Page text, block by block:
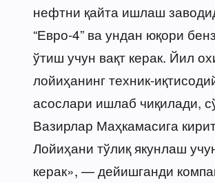
нефтни қайта ишлаш
“Евро-4” ва ундан юқори
ўтиш учун вақт керак. Йил
лойиҳанинг техник-
асослари ишлаб чиқилади,
Вазирлар Маҳкамасига
Лойиҳани тўлиқ якунлаш
керак», — дейишганди